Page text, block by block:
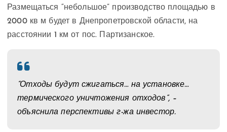
Размещаться “небольшое” производство площадью в
2000 кв м будет в Днепропетровской области, на
расстоянии 1 км от пос. Партизанское.
“Отходы будут сжигаться… на установке…
термического уничтожения отходов”, –
объяснила перспективы г-жа инвестор.